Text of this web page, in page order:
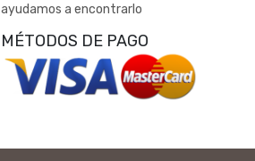
ayudamos a encontrarlo
MÉTODOS DE PAGO